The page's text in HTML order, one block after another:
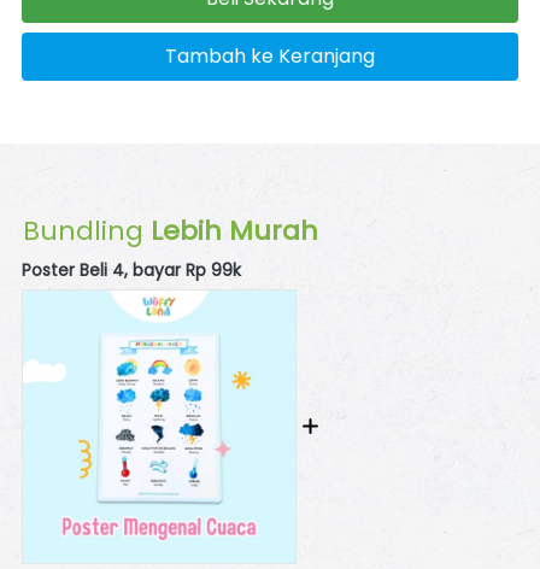
`Tambah ke Keranjang
Bundling Lebih Murah
Poster Beli 4, bayar Rp 99k